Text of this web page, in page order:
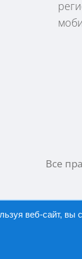
Все
веб-сайт, вы